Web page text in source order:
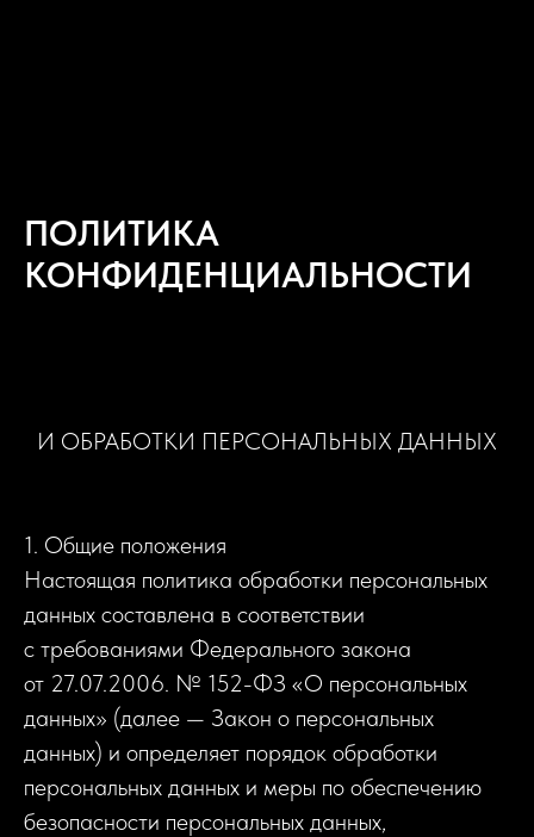
ПОЛИТИКА
КОНФИДЕНЦИАЛЬНОСТИ
И ОБРАБОТКИ ПЕРСОНАЛЬНЫХ ДАННЫХ
1. Общие положения
Настоящая политика обработки персональных
данных составлена в соответствии
с требованиями Федерального закона
от 27.07.2006. № 152-ФЗ «О персональных
данных» (далее — Закон о персональных
данных) и определяет порядок обработки
персональных данных и меры по обеспечению
безопасности персональных данных,